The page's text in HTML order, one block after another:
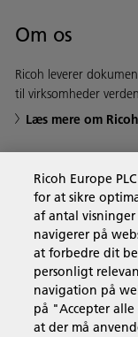
Om os
Ricoh leverer
til virksomheder
Læs mere om Ricoh
Produkter
Support &
Ricoh Europe
for at sikre
af antal
navigerer på
at forbedre dit
personligt
navigation på
på "Accepter
at der må